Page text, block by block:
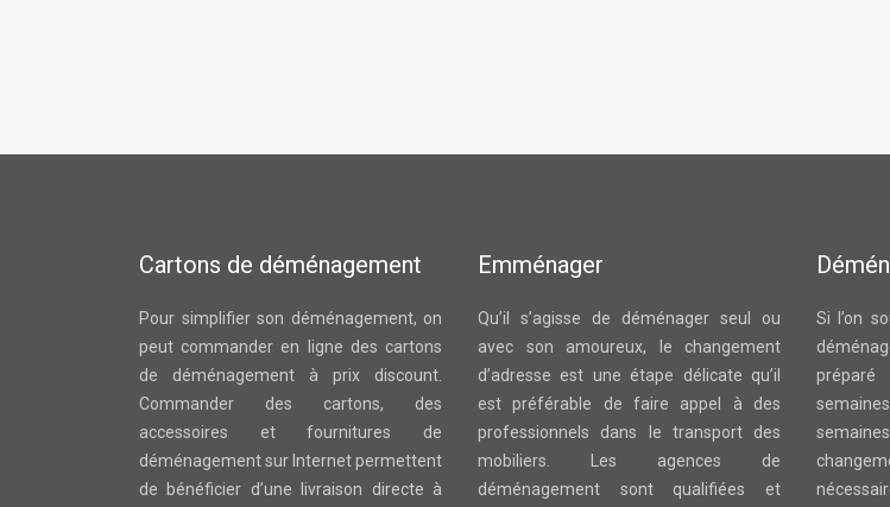
Cartons de déménagement
Pour simplifier son déménagement, on
peut commander en ligne des cartons
de déménagement à prix discount.
Commander des cartons, des
accessoires et fournitures de
déménagement sur Internet permettent
de bénéficier d’une livraison directe à
Emménager
Qu’il s’agisse de déménager seul ou
avec son amoureux, le changement
d’adresse est une étape délicate qu’il
est préférable de faire appel à des
professionnels dans le transport des
mobiliers. Les agences de
déménagement sont qualifiées et
Si l’on